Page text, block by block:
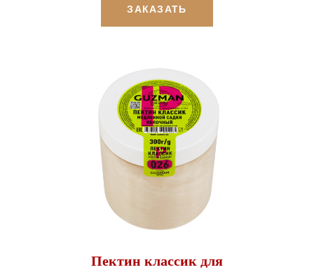
ЗАКАЗАТЬ
Пектин классик для